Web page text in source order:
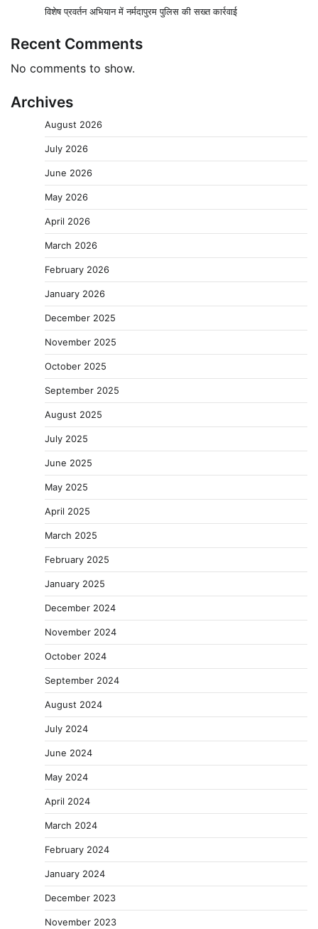
विशेष प्रवर्तन अभियान में नर्मदापुरम पुलिस की सख्त कार्रवाई
Recent Comments
No comments to show.
Archives
August 2026
July 2026
June 2026
May 2026
April 2026
March 2026
February 2026
January 2026
December 2025
November 2025
October 2025
September 2025
August 2025
July 2025
June 2025
May 2025
April 2025
March 2025
February 2025
January 2025
December 2024
November 2024
October 2024
September 2024
August 2024
July 2024
June 2024
May 2024
April 2024
March 2024
February 2024
January 2024
December 2023
November 2023